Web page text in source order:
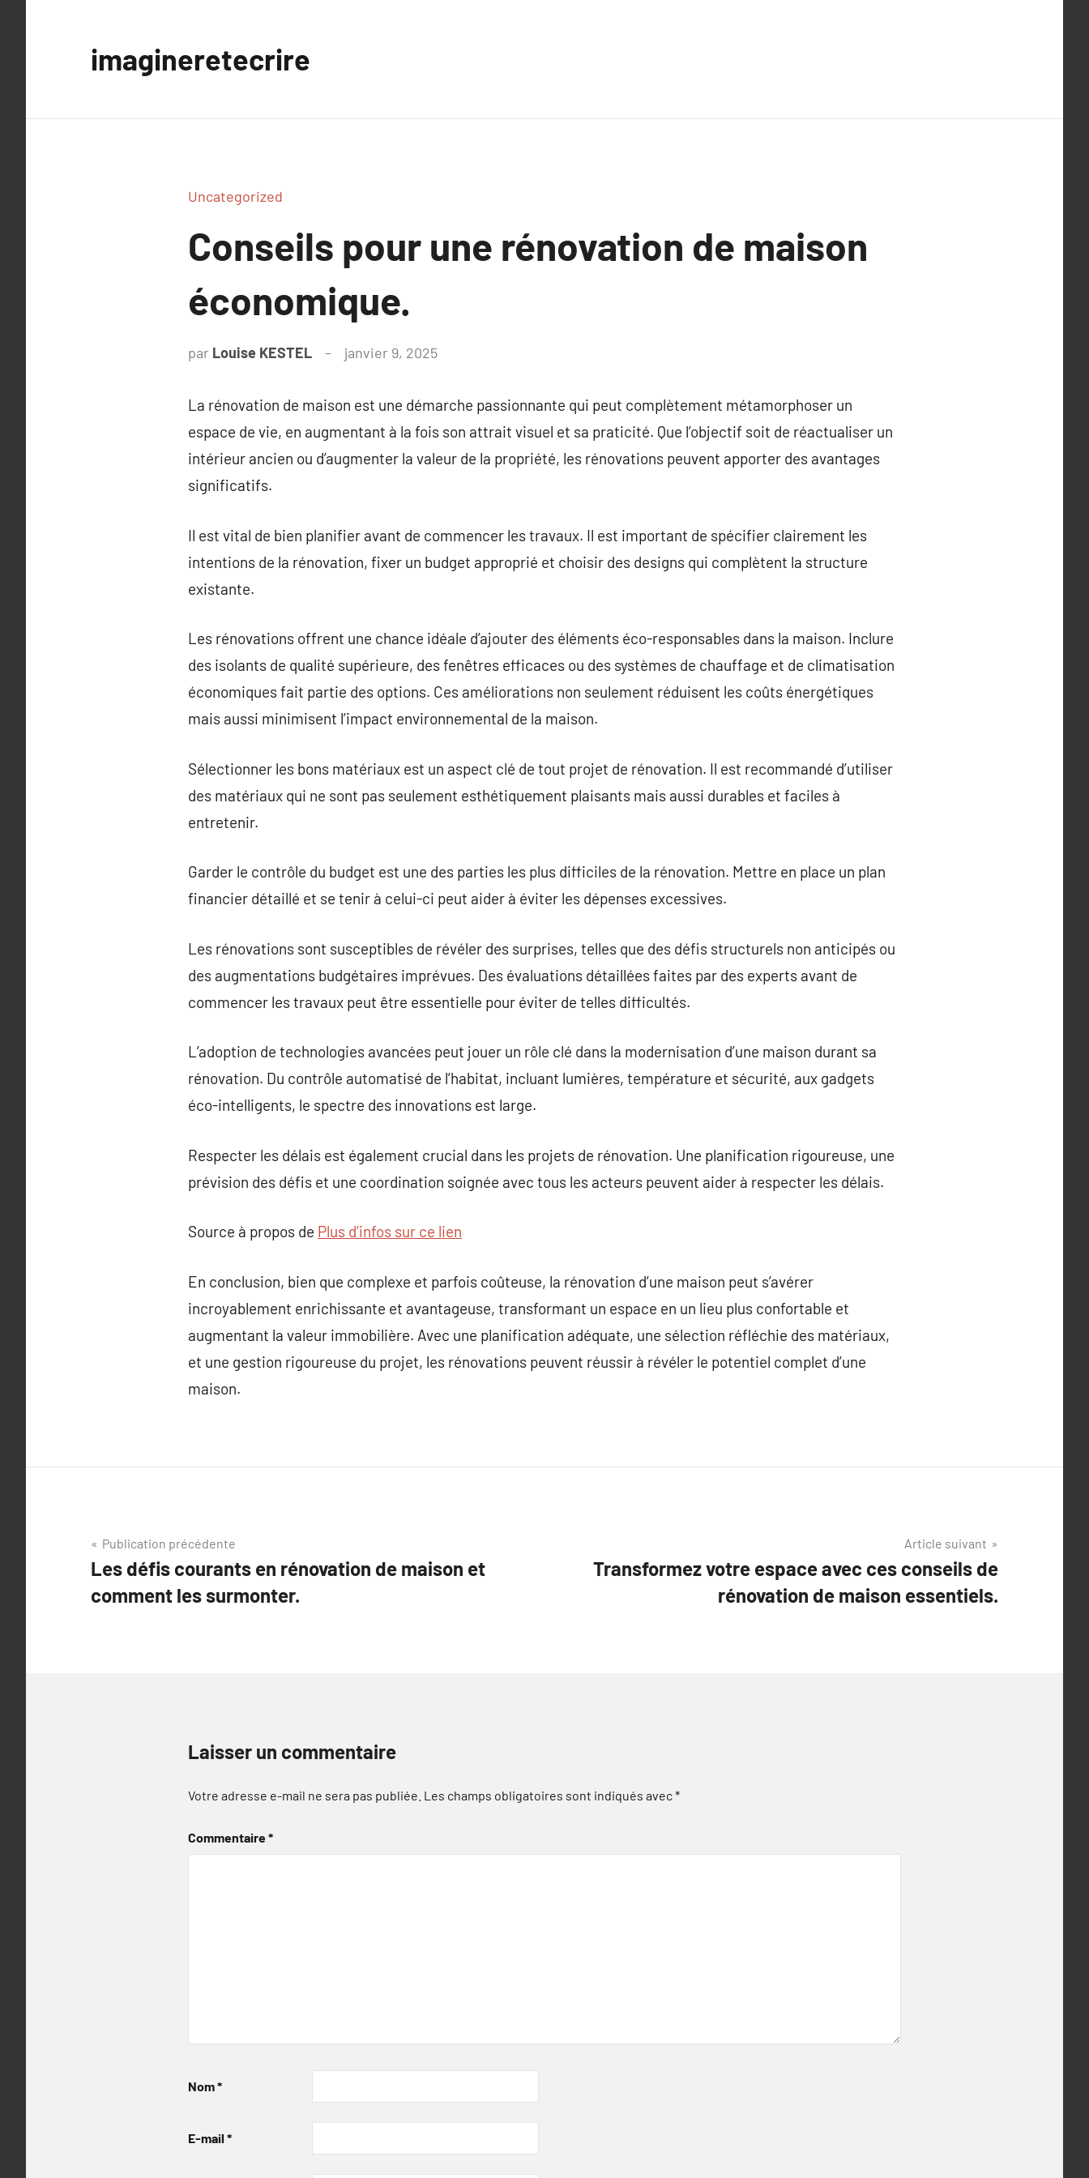
imagineretecrire
Uncategorized
Conseils pour une rénovation de maison
économique.
par Louise KESTEL janvier 9, 2025
La rénovation de maison est une démarche passionnante qui peut complètement métamorphoser un
espace de vie, en augmentant à la fois son attrait visuel et sa praticité. Que l’objectif soit de réactualiser un
intérieur ancien ou d’augmenter la valeur de la propriété, les rénovations peuvent apporter des avantages
significatifs.
Il est vital de bien planifier avant de commencer les travaux. Il est important de spécifier clairement les
intentions de la rénovation, fixer un budget approprié et choisir des designs qui complètent la structure
existante.
Les rénovations offrent une chance idéale d’ajouter des éléments éco-responsables dans la maison. Inclure
des isolants de qualité supérieure, des fenêtres efficaces ou des systèmes de chauffage et de climatisation
économiques fait partie des options. Ces améliorations non seulement réduisent les coûts énergétiques
mais aussi minimisent l’impact environnemental de la maison.
Sélectionner les bons matériaux est un aspect clé de tout projet de rénovation. Il est recommandé d’utiliser
des matériaux qui ne sont pas seulement esthétiquement plaisants mais aussi durables et faciles à
entretenir.
Garder le contrôle du budget est une des parties les plus difficiles de la rénovation. Mettre en place un plan
financier détaillé et se tenir à celui-ci peut aider à éviter les dépenses excessives.
Les rénovations sont susceptibles de révéler des surprises, telles que des défis structurels non anticipés ou
des augmentations budgétaires imprévues. Des évaluations détaillées faites par des experts avant de
commencer les travaux peut être essentielle pour éviter de telles difficultés.
L’adoption de technologies avancées peut jouer un rôle clé dans la modernisation d’une maison durant sa
rénovation. Du contrôle automatisé de l’habitat, incluant lumières, température et sécurité, aux gadgets
éco-intelligents, le spectre des innovations est large.
Respecter les délais est également crucial dans les projets de rénovation. Une planification rigoureuse, une
prévision des défis et une coordination soignée avec tous les acteurs peuvent aider à respecter les délais.
Source à propos de Plus d’infos sur ce lien
En conclusion, bien que complexe et parfois coûteuse, la rénovation d’une maison peut s’avérer
incroyablement enrichissante et avantageuse, transformant un espace en un lieu plus confortable et
augmentant la valeur immobilière. Avec une planification adéquate, une sélection réfléchie des matériaux,
et une gestion rigoureuse du projet, les rénovations peuvent réussir à révéler le potentiel complet d’une
maison.
Navigation
de
l’article
Publication précédente
Les défis courants en rénovation de maison et
comment les surmonter.
Article suivant
Transformez votre espace avec ces conseils de
rénovation de maison essentiels.
Laisser un commentaire
Votre adresse e-mail ne sera pas publiée. Les champs obligatoires sont indiqués avec*
Commentaire*
Nom*
E-mail *